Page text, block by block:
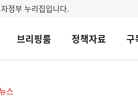
정부 누리집입니다.
브리핑룸 정책자료 구
스